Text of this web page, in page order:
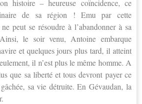
histoire – heureuse coïncidence, ce
de sa région ! Emu par cette
peut se résoudre à l’abandonner à sa
le soir venu, Antoine embarque
et quelques jours plus tard, il atteint
il n’est plus le même homme. A
que sa liberté et tous devront payer ce
sa vie détruite. En Gévaudan, la